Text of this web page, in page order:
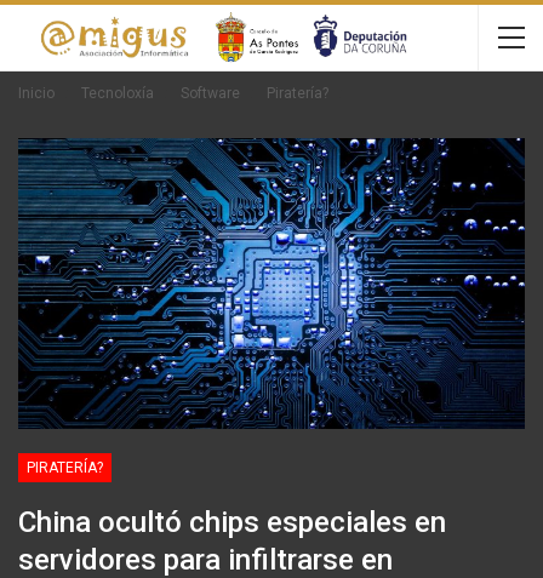
Inicio Tecnoloxía Software Piratería?
PIRATERÍA?
China ocultó chips especiales en
servidores para infiltrarse en